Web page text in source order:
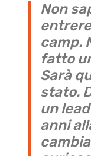
Non
camp.
fatto
Sarà
stato.
un
anni